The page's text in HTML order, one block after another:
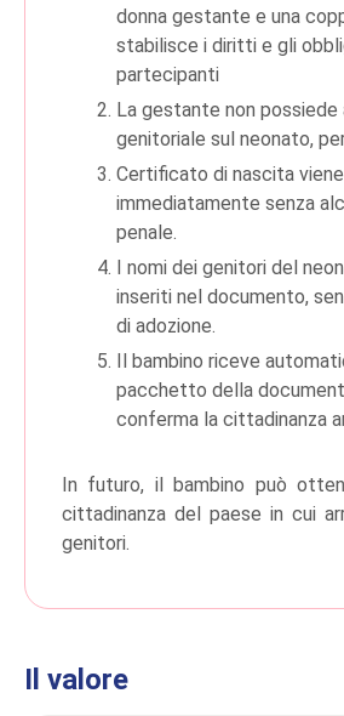
donna gestante e una
stabilisce i diritti e gli
partecipanti
La gestante non
genitoriale sul neonato,
Certificato di nascita
immediatamente senza
penale.
I nomi dei genitori del
inseriti nel documento,
di adozione.
Il bambino riceve
pacchetto della
conferma la cittadinanza
In futuro, il bambino può
cittadinanza del paese in cui
genitori.
Il valore